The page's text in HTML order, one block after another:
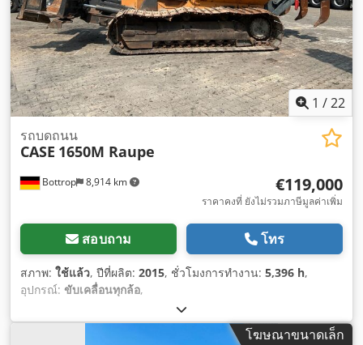
1 /22
Bottrop 8,914 km
รถบดถนน
CASE 1650M Raupe
€119,000
ราคาคงที่ ยังไม่รวมภาษีมูลค่าเพิ่ม
สอบถาม โทร
สภาพ: ใช้แล้ว, ปีที่ผลิต: 2015, ชั่วโมงการทำงาน: 5,396 h,
อุปกรณ์: ขับเคลื่อนทุกล้อ,
โฆษณาขนาดเล็ก